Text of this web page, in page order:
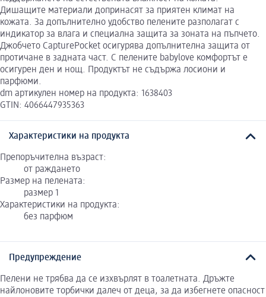
Дишащите материали допринасят за приятен климат на
кожата. За допълнително удобство пелените разполагат с
индикатор за влага и специална защита за зоната на пъпчето.
Джобчето CapturePocket осигурява допълнителна защита от
протичане в задната част. С пелените babylove комфортът е
осигурен ден и нощ. Продуктът не съдържа лосиони и
парфюми.
dm артикулен номер на продукта: 1638403
GTIN: 4066447935363
Характеристики на продукта
Препоръчителна възраст:
от раждането
Размер на пелената:
размер 1
Характеристики на продукта:
без парфюм
Предупреждение
Пелени не трябва да се изхвърлят в тоалетната. Дръжте
найлоновите торбички далеч от деца, за да избегнете опасност